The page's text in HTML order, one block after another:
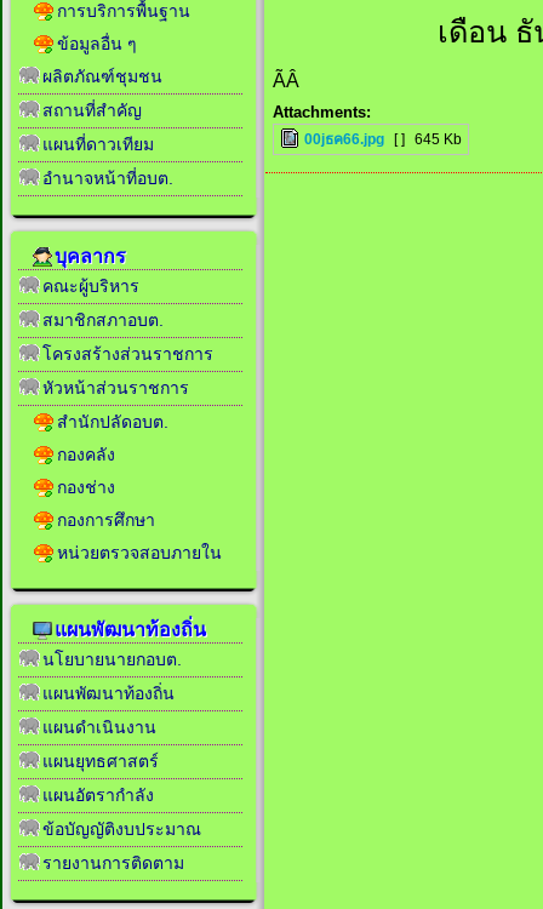
เดือน
ÃÂ
Attachments:
00jธค66.jpg [ ] 645 Kb
การบริการพื้นฐาน
ข้อมูลอื่น ๆ
ผลิตภัณฑ์ชุมชน
สถานที่สำคัญ
แผนที่ดาวเทียม
อำนาจหน้าที่อบต.
บุคลากร
คณะผู้บริหาร
สมาชิกสภาอบต.
โครงสร้างส่วนราชการ
หัวหน้าส่วนราชการ
สำนักปลัดอบต.
กองคลัง
กองช่าง
กองการศึกษา
หน่วยตรวจสอบภายใน
แผนพัฒนาท้องถิ่น
นโยบายนายกอบต.
แผนพัฒนาท้องถิ่น
แผนดำเนินงาน
แผนยุทธศาสตร์
แผนอัตรากำลัง
ข้อบัญญัติงบประมาณ
รายงานการติดตาม